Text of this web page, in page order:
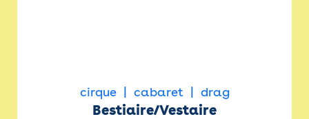
cirque cabaret drag
Bestiaire/Vestaire